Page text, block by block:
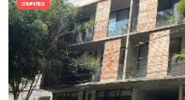
COMPATIBLE